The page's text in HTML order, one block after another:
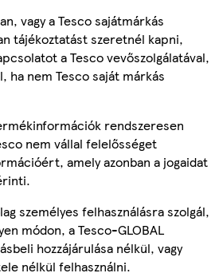
vagy a Tesco sajátmárkás
tájékoztatást szeretnél kapni,
a Tesco vevőszolgálatával,
ha nem Tesco saját márkás
rendszeresen
nem vállal felelősséget
amely azonban a jogaidat
személyes felhasználásra szolgál,
módon, a Tesco-GLOBAL
hozzájárulása nélkül, vagy
nélkül felhasználni.